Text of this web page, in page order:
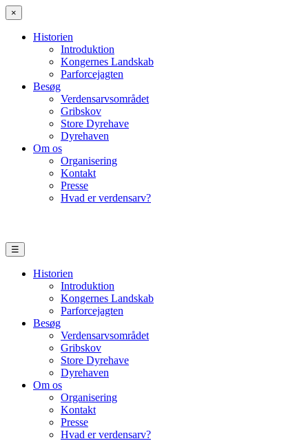
×
Historien
Introduktion
Kongernes Landskab
Parforcejagten
Besøg
Verdensarvsområdet
Gribskov
Store Dyrehave
Dyrehaven
Om os
Organisering
Kontakt
Presse
Hvad er verdensarv?
☰
Historien
Introduktion
Kongernes Landskab
Parforcejagten
Besøg
Verdensarvsområdet
Gribskov
Store Dyrehave
Dyrehaven
Om os
Organisering
Kontakt
Presse
Hvad er verdensarv?